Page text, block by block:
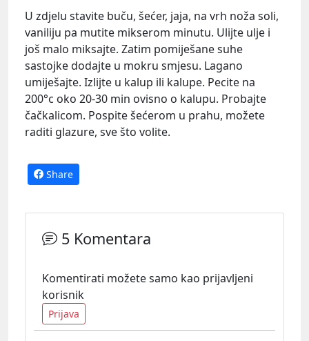
U zdjelu stavite buču, šećer, jaja, na vrh noža soli,
vaniliju pa mutite mikserom minutu. Ulijte ulje i
još malo miksajte. Zatim pomiješane suhe
sastojke dodajte u mokru smjesu. Lagano
umiješajte. Izlijte u kalup ili kalupe. Pecite na
200°c oko 20-30 min ovisno o kalupu. Probajte
čačkalicom. Pospite šećerom u prahu, možete
raditi glazure, sve što volite.
Share
5 Komentara
Komentirati možete samo kao prijavljeni
korisnik
Prijava